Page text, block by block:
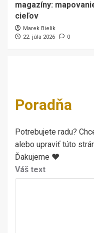
magazíny:
cieľov
Marek Bielik
22. júla 2026
0
Poradňa
Potrebujete radu?
alebo upraviť túto
Ďakujeme ♥
Váš text